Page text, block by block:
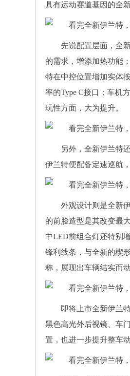
具有运动赛道基因的全
先说配置层面，全
的需求，增添加热功能
特在中控位置增加实体
率的Type C接口；车机
玩性方面，大为提升。
另外，全新伊兰特
伊兰特便配备定速巡航
外观设计则是全新
的前脸造型是其改变最
中LED前组合灯还特别
锋利线条，与全新的楔
称，展现出车辆结实而
即将上市全新伊兰
黑色高光外后视镜、车
置，也进一步提升整车